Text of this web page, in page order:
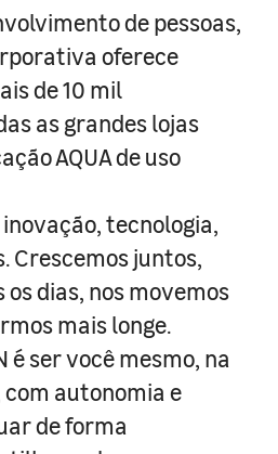
de pessoas,
oferece
de 10 mil
as grandes lojas
AQUA de uso
tecnologia,
Crescemos juntos,
dias, nos movemos
mais longe.
é ser você mesmo, na
autonomia e
de forma